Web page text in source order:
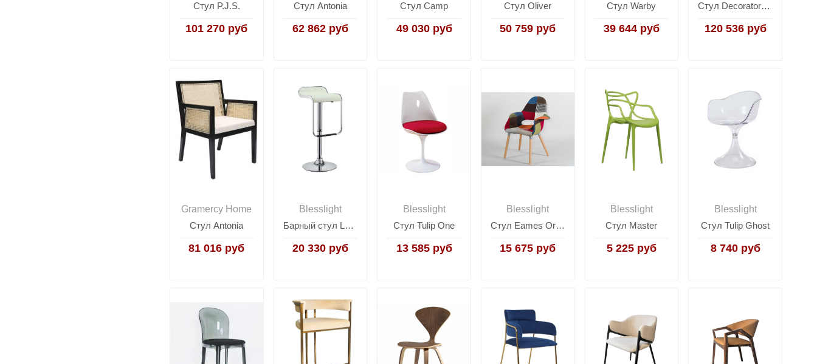
Стул P.J.S.
101 270 руб
Стул Antonia
62 862 руб
Стул Camp
49 030 руб
Стул Oliver
50 759 руб
Стул Warby
39 644 руб
Стул Decorator Chairs
120 536 руб
Gramercy Home
Стул Antonia
81 016 руб
Blesslight
Барный стул Lem Hing
20 330 руб
Blesslight
Стул Tulip One
13 585 руб
Blesslight
Стул Eames Organic Patchwork
15 675 руб
Blesslight
Стул Master
5 225 руб
Blesslight
Стул Tulip Ghost
8 740 руб